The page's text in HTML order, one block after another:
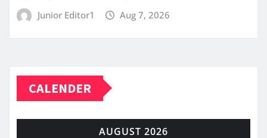
Junior Editor1 Aug 7, 2026
CALENDER
AUGUST 2026